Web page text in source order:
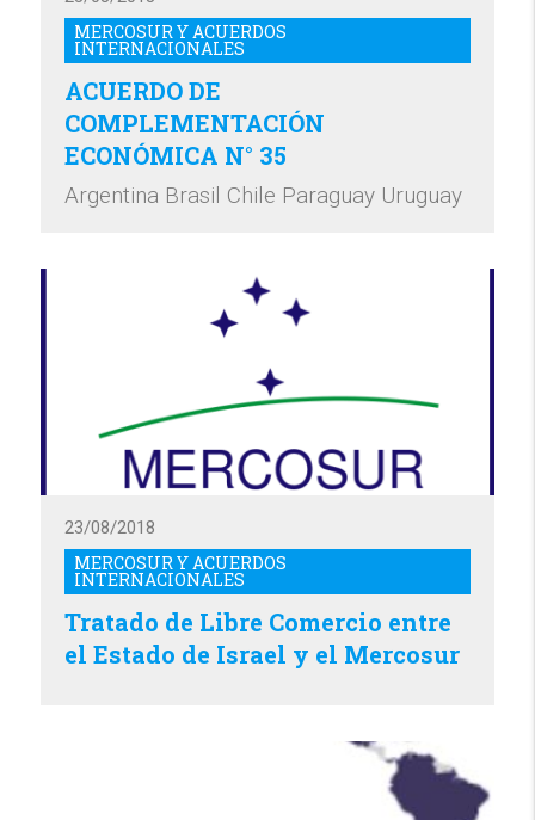
MERCOSUR Y ACUERDOS
INTERNACIONALES
ACUERDO DE
COMPLEMENTACIÓN
ECONÓMICA N° 35
Argentina Brasil Chile Paraguay Uruguay
MERCOSUR Y ACUERDOS
INTERNACIONALES
23/08/2018
Tratado de Libre Comercio entre
el Estado de Israel y el Mercosur